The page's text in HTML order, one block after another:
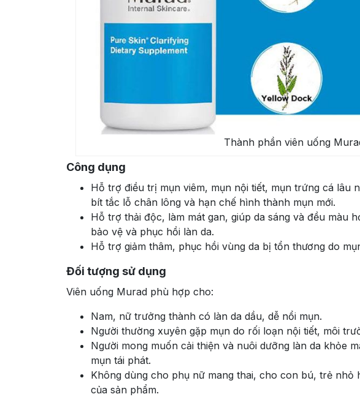
Thành phần viên uống
Công dụng
Hỗ trợ điều trị mụn viêm, mụn nội tiết, mụn trứng cá lâu
bít tắc lỗ chân lông và hạn chế hình thành mụn mới.
Hỗ trợ thải độc, làm mát gan, giúp da sáng và đều màu
bảo vệ và phục hồi làn da.
Hỗ trợ giảm thâm, phục hồi vùng da bị tổn thương do
Đối tượng sử dụng
Viên uống Murad phù hợp cho:
Nam, nữ trưởng thành có làn da dầu, dễ nổi mụn.
Người thường xuyên gặp mụn do rối loạn nội tiết, môi
Người mong muốn cải thiện và nuôi dưỡng làn da khỏe
mụn tái phát.
Không dùng cho phụ nữ mang thai, cho con bú, trẻ nhỏ
của sản phẩm.